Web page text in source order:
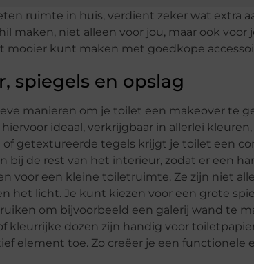
ruimte in huis, verdient zeker wat extra
maken, niet alleen voor jou, maar ook
mooier kunt maken met goedkope
spiegels en opslag
manieren om je toilet een makeover te
hiervoor ideaal, verkrijgbaar in allerlei
of getextureerde tegels krijgt je toilet een
bij de rest van het interieur, zodat er een
voor een kleine toiletruimte. Ze zijn niet
het licht. Je kunt kiezen voor een grote
om bijvoorbeeld een galerij wand te
kleurrijke dozen zijn handig voor
element toe. Zo creëer je een functionele